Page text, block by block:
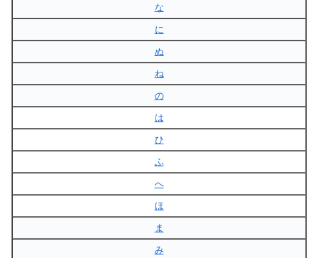
な
に
ぬ
ね
の
は
ひ
ふ
へ
ほ
ま
み